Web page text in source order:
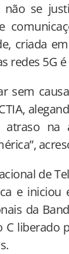
não se
criada
redes 5G
sem
atraso
de
e
da
C liberado